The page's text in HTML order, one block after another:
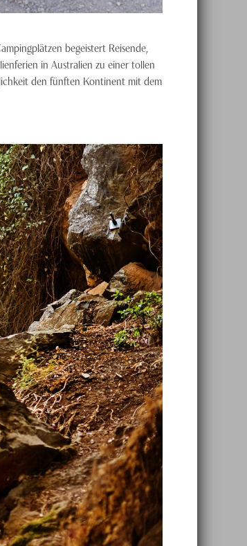
begeistert Reisende,
in Australien zu einer tollen
den fünften Kontinent mit dem